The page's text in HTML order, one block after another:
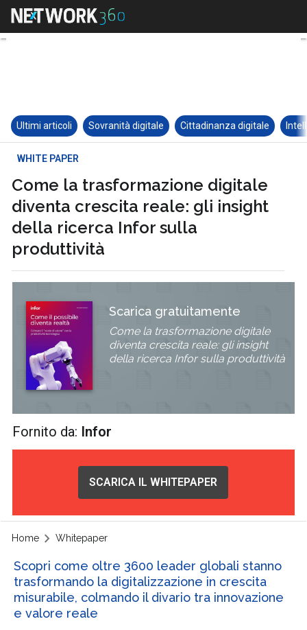
Ultimi articoli Sovranità digitale Cittadinanza digitale
WHITE PAPER
Come la trasformazione digitale
diventa crescita reale: gli insight
della ricerca Infor sulla
produttività
Scarica gratuitamente
Come la trasformazione digitale
diventa crescita reale: gli insight
della ricerca Infor sulla produttività
Fornito da: Infor
SCARICA IL WHITEPAPER
Home Whitepaper
Scopri come oltre 3600 leader globali stanno
trasformando la digitalizzazione in crescita
misurabile, colmando il divario tra innovazione
e valore reale